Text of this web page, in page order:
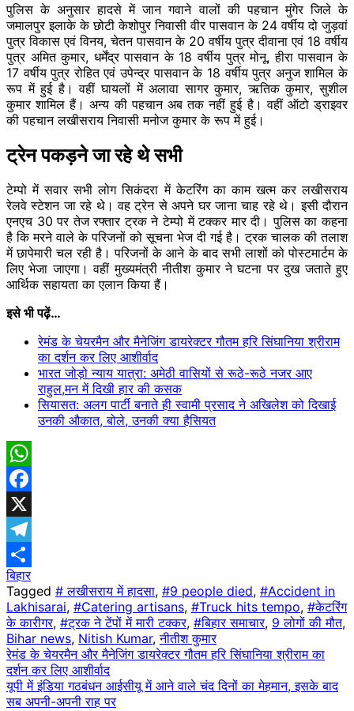
पुलिस के अनुसार हादसे में जान गवाने वालों की पहचान मुंगेर जिले के
जमालपुर इलाके के छोटी केशोपुर निवासी वीर पासवान के 24 वर्षीय दो जुड़वां
पुत्र विकास एवं विनय, चेतन पासवान के 20 वर्षीय पुत्र दीवाना एवं 18 वर्षीय
पुत्र अमित कुमार, धर्मेंद्र पासवान के 18 वर्षीय पुत्र मोनू, हीरा पासवान के
17 वर्षीय पुत्र रोहित एवं उपेन्द्र पासवान के 18 वर्षीय पुत्र अनुज शामिल के
रूप में हुई है। वहीं घायलों में अलावा सागर कुमार, ऋतिक कुमार, सुशील
कुमार शामिल हैं। अन्य की पहचान अब तक नहीं हुई है। वहीं ऑटो ड्राइवर
की पहचान लखीसराय निवासी मनोज कुमार के रूप में हुई।
ट्रेन पकड़ने जा रहे थे सभी
टेम्पो में सवार सभी लोग सिकंदरा में केटरिंग का काम खत्म कर लखीसराय
रेलवे स्टेशन जा रहे थे। वह ट्रेन से अपने घर जाना चाह रहे थे। इसी दौरान
एनएच 30 पर तेज रफ्तार ट्रक ने टेम्पो में टक्कर मार दी। पुलिस का कहना
है कि मरने वाले के परिजनों को सूचना भेज दी गई है। ट्रक चालक की तलाश
में छापेमारी चल रही है। परिजनों के आने के बाद सभी लाशों को पोस्टमार्टम के
लिए भेजा जाएगा। वहीं मुख्यमंत्री ​नीतीश कुमार ने घटना पर दुख जताते हुए
आर्थिक सहायता का एलान किया हैं।
इसे भी पढ़ें…
रेमंड के चेयरमैन और मैनेजिंग डायरेक्टर गौतम हरि सिंघानिया श्रीराम
का दर्शन कर​ लिए आशीर्वाद
भारत जोड़ो न्याय यात्रा: अमेठी वासियों से रूठे-रूठे नजर आए
राहुल,मन में दिखी हार की कसक
सियासत: अलग पार्टी बनाते ही स्वामी प्रसाद ने अखिलेश को दिखाई
उनकी औकात, बोले, उनकी क्या हैसियत
WhatsApp
Facebook
X
Telegram
Share
बिहार
Tagged # लखीसराय में हादसा, #9 people died, #Accident in
Lakhisarai, #Catering artisans, #Truck hits tempo, #केटरिंग
के कारीगर, #ट्रक ने टेंपों में मारी टक्कर, #बिहार समाचार, 9 लोगों की मौत,
Bihar news, Nitish Kumar,नीतीश कुमार
Post
navigation
रेमंड के चेयरमैन और मैनेजिंग डायरेक्टर गौतम हरि सिंघानिया श्रीराम का
दर्शन कर​ लिए आशीर्वाद
यूपी में इंडिया गठबंधन आईसीयू में आने वाले चंद दिनों का मेहमान, इसके बाद
सब अपनी-अपनी राह पर